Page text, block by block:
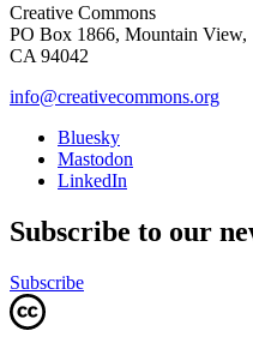
Creative Commons
PO Box 1866, Mountain View,
CA 94042
info@creativecommons.org
Bluesky
Mastodon
LinkedIn
Subscribe to our
Subscribe